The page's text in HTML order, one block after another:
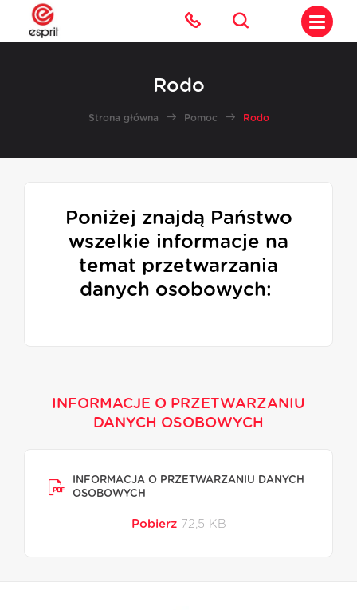
Rodo
Strona główna Pomoc Rodo
Poniżej znajdą Państwo
wszelkie informacje na
temat przetwarzania
danych osobowych:
INFORMACJE O PRZETWARZANIU
DANYCH OSOBOWYCH
INFORMACJA O PRZETWARZANIU DANYCH
OSOBOWYCH
Pobierz72,5 KB